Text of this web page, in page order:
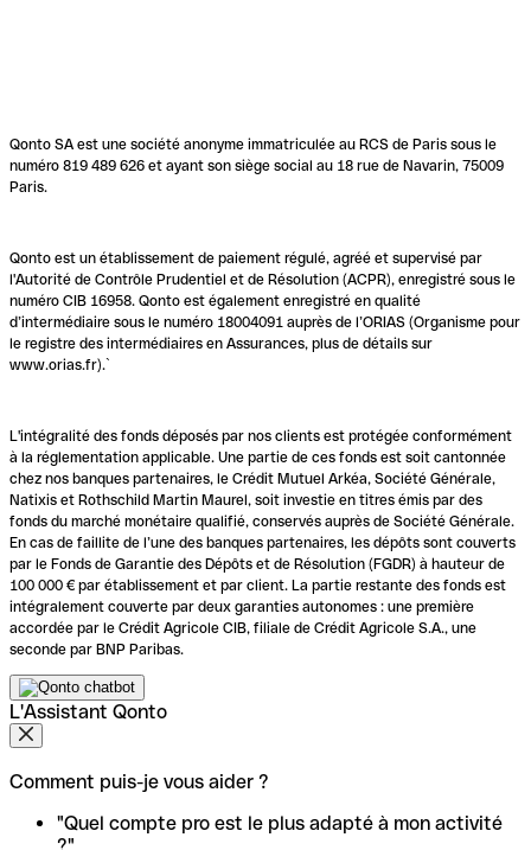
Qonto SA est une société anonyme immatriculée au RCS de Paris sous le
numéro 819 489 626 et ayant son siège social au 18 rue de Navarin, 75009
Paris.
Qonto est un établissement de paiement régulé, agréé et supervisé par
l'Autorité de Contrôle Prudentiel et de Résolution (ACPR), enregistré sous le
numéro CIB 16958. Qonto est également enregistré en qualité
d’intermédiaire sous le numéro 18004091 auprès de l’ORIAS (Organisme pour
le registre des intermédiaires en Assurances, plus de détails sur
www.orias.fr).`
L'intégralité des fonds déposés par nos clients est protégée conformément
à la réglementation applicable. Une partie de ces fonds est soit cantonnée
chez nos banques partenaires, le Crédit Mutuel Arkéa, Société Générale,
Natixis et Rothschild Martin Maurel, soit investie en titres émis par des
fonds du marché monétaire qualifié, conservés auprès de Société Générale.
En cas de faillite de l’une des banques partenaires, les dépôts sont couverts
par le Fonds de Garantie des Dépôts et de Résolution (FGDR) à hauteur de
100 000 € par établissement et par client. La partie restante des fonds est
intégralement couverte par deux garanties autonomes : une première
accordée par le Crédit Agricole CIB, filiale de Crédit Agricole S.A., une
seconde par BNP Paribas.
L'Assistant Qonto
Comment puis-je vous aider ?
"Quel compte pro est le plus adapté à mon activité